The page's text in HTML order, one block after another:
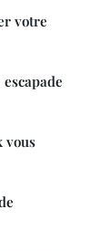
votre
vous